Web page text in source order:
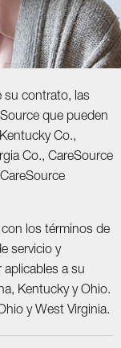
su contrato, las
que pueden
Co.,
Co., CareSource
los términos de
servicio y
a su
Kentucky y Ohio.
y West Virginia.